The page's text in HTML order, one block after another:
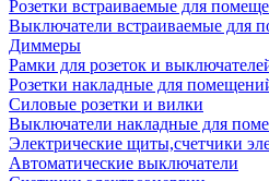
Розетки встраиваемые для
Выключатели встраиваемые для
Диммеры
Рамки для розеток и
Розетки накладные для
Силовые розетки и вилки
Выключатели накладные для
Электрические щиты,счетчики
Автоматические выключатели